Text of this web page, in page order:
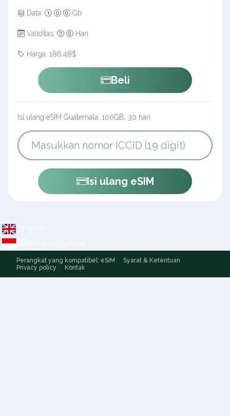
Data: Gb
Validitas: Hari
Harga: 186.48$
Beli
Isi ulang eSIM Guatemala: 100GB, 30 hari
Isi ulang eSIM
Perangkat yang kompatibel: eSIM
Syarat & Ketentuan
Privacy policy
Kontak